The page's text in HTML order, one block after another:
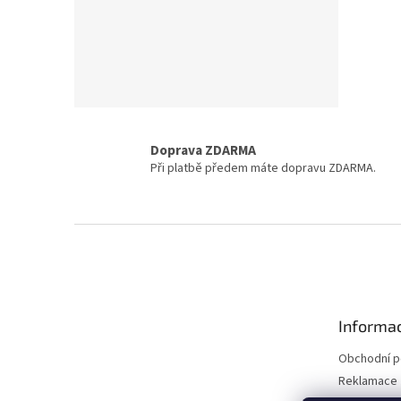
Doprava ZDARMA
Při platbě předem máte dopravu ZDARMA.
Obchodní